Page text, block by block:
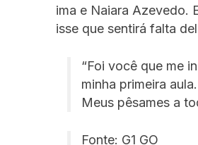
Lima e Naiara
disse que sentirá falta
“Foi você que me
minha primeira
Meus pêsames a
Fonte: G1 GO